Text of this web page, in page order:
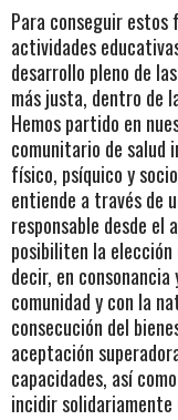
Para conseguir estos
actividades
desarrollo pleno de
más justa, dentro de
Hemos partido en
comunitario de salud
físico, psíquico y
entiende a través de
responsable desde
posibiliten la elección
decir, en consonancia
comunidad y con la
consecución del
aceptación
capacidades, así
incidir solidariamente